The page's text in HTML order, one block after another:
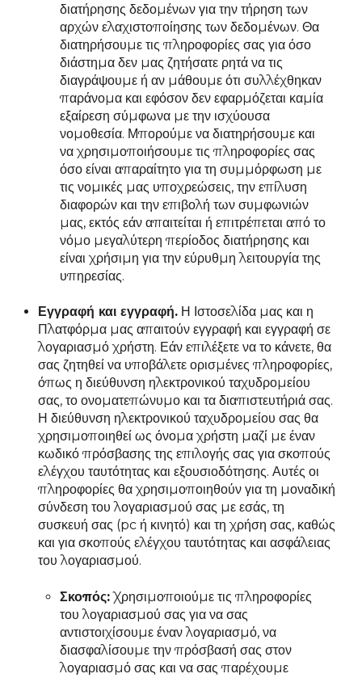
διατήρησης δεδομένων για την τήρηση των
αρχών ελαχιστοποίησης των δεδομένων. Θα
διατηρήσουμε τις πληροφορίες σας για όσο
διάστημα δεν μας ζητήσατε ρητά να τις
διαγράψουμε ή αν μάθουμε ότι συλλέχθηκαν
παράνομα και εφόσον δεν εφαρμόζεται καμία
εξαίρεση σύμφωνα με την ισχύουσα
νομοθεσία. Μπορούμε να διατηρήσουμε και
να χρησιμοποιήσουμε τις πληροφορίες σας
όσο είναι απαραίτητο για τη συμμόρφωση με
τις νομικές μας υποχρεώσεις, την επίλυση
διαφορών και την επιβολή των συμφωνιών
μας, εκτός εάν απαιτείται ή επιτρέπεται από το
νόμο μεγαλύτερη περίοδος διατήρησης και
είναι χρήσιμη για την εύρυθμη λειτουργία της
υπηρεσίας.
Εγγραφή και εγγραφή. Η Ιστοσελίδα μας και η
Πλατφόρμα μας απαιτούν εγγραφή και εγγραφή σε
λογαριασμό χρήστη. Εάν επιλέξετε να το κάνετε, θα
σας ζητηθεί να υποβάλετε ορισμένες πληροφορίες,
όπως η διεύθυνση ηλεκτρονικού ταχυδρομείου
σας, το ονοματεπώνυμο και τα διαπιστευτήριά σας.
Η διεύθυνση ηλεκτρονικού ταχυδρομείου σας θα
χρησιμοποιηθεί ως όνομα χρήστη μαζί με έναν
κωδικό πρόσβασης της επιλογής σας για σκοπούς
ελέγχου ταυτότητας και εξουσιοδότησης. Αυτές οι
πληροφορίες θα χρησιμοποιηθούν για τη μοναδική
σύνδεση του λογαριασμού σας με εσάς, τη
συσκευή σας (pc ή κινητό) και τη χρήση σας, καθώς
και για σκοπούς ελέγχου ταυτότητας και ασφάλειας
του λογαριασμού.
Σκοπός:Χρησιμοποιούμε τις πληροφορίες
του λογαριασμού σας για να σας
αντιστοιχίσουμε έναν λογαριασμό, να
διασφαλίσουμε την πρόσβασή σας στον
λογαριασμό σας και να σας παρέχουμε